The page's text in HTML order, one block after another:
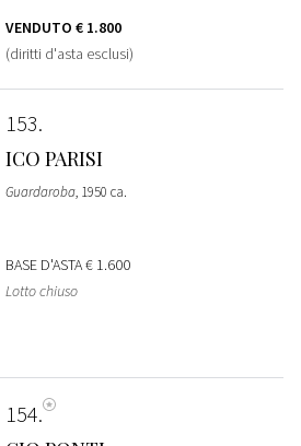
VENDUTO € 1.800
(diritti d'asta esclusi)
153
ICO PARISI
Guardaroba, 1950 ca.
BASE D'ASTA€ 1.600
Lotto chiuso
154